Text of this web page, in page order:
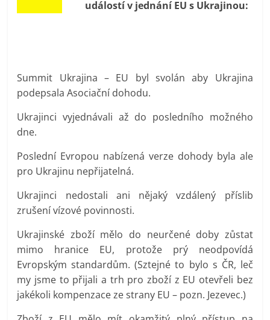
událostí v jednání EU s Ukrajinou:
Summit Ukrajina – EU byl svolán aby Ukrajina
podepsala Asociační dohodu.
Ukrajinci vyjednávali až do posledního možného
dne.
Poslední Evropou nabízená verze dohody byla ale
pro Ukrajinu nepřijatelná.
Ukrajinci nedostali ani nějaký vzdálený příslib
zrušení vízové povinnosti.
Ukrajinské zboží mělo do neurčené doby zůstat
mimo hranice EU, protože prý neodpovídá
Evropským standardům. (Sztejné to bylo s ČR, leč
my jsme to přijali a trh pro zboží z EU otevřeli bez
jakékoli kompenzace ze strany EU – pozn. Jezevec.)